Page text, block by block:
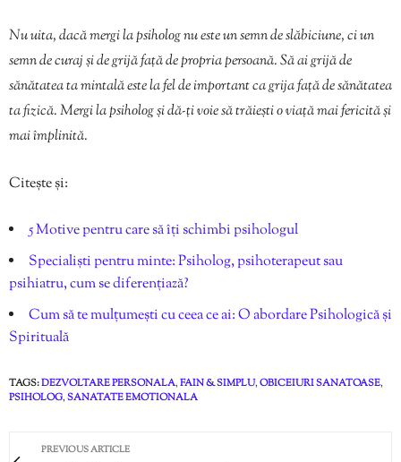
Nu uita, dacă mergi la psiholog nu este un semn de slăbiciune, ci un
semn de curaj și de grijă față de propria persoană. Să ai grijă de
sănătatea ta mintală este la fel de important ca grija față de sănătatea
ta fizică. Mergi la psiholog și dă-ți voie să trăiești o viață mai fericită și
mai împlinită.
Citește și:
5 Motive pentru care să îți schimbi psihologul
Specialiști pentru minte: Psiholog, psihoterapeut sau
psihiatru, cum se diferențiază?
Cum să te mulțumești cu ceea ce ai: O abordare Psihologică și
Spirituală
TAGS:DEZVOLTARE PERSONALA,FAIN & SIMPLU,OBICEIURI SANATOASE,
PSIHOLOG,SANATATE EMOTIONALA
PREVIOUS ARTICLE